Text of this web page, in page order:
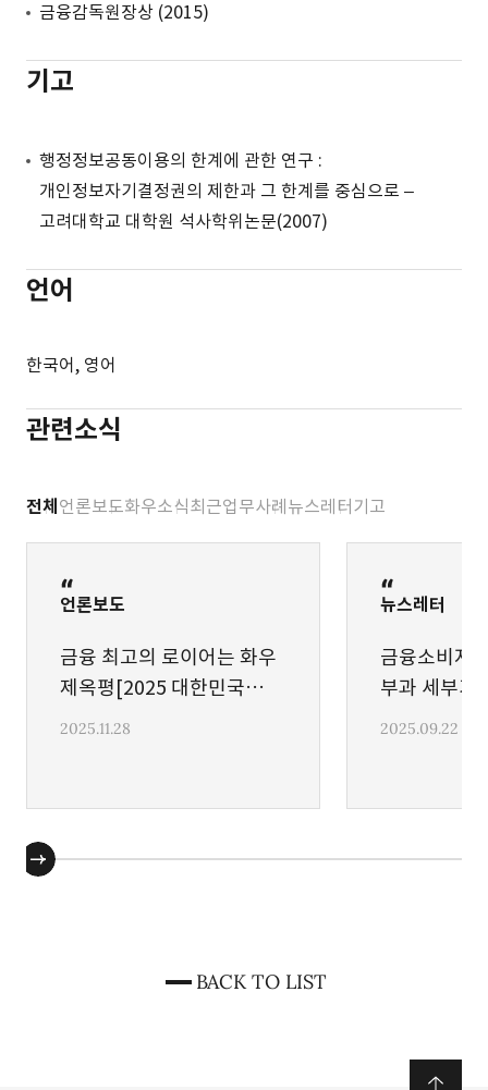
금융감독원장상 (2015)
기고
행정정보공동이용의 한계에 관한 연구 :
개인정보자기결정권의 제한과 그 한계를 중심으로 –
고려대학교 대학원 석사학위논문(2007)
언어
한국어, 영어
관련소식
전체 언론보도화우소식최근업무사례 뉴스레터 기고
언론보도
2025.11.28
금융 최고의 로이어는 화우
제옥평[2025 대한민국
베스트 로펌&로이어]
뉴스레터
2025.09.22
금융소비자
부과 세부기
BACK TO LIST